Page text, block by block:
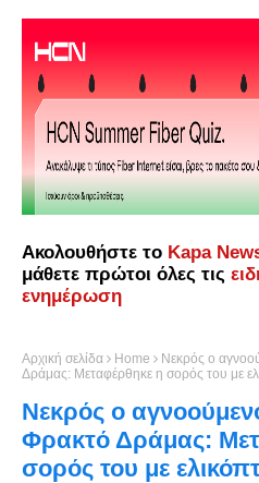
Ακολουθήστε το Kapa
μάθετε πρώτοι όλες τις
ενημέρωση
Αρχική σελίδα Home
Νεκρός ο
Δράμας: Μεταφέρθηκε η σορός του με
Νεκρός ο
Φρακτό Δράμας:
σορός του με